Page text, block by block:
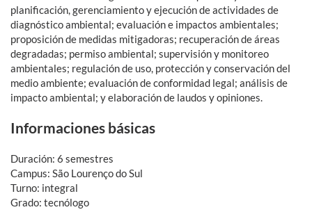
planificación, gerenciamiento y ejecución de actividades de
diagnóstico ambiental; evaluación e impactos ambientales;
proposición de medidas mitigadoras; recuperación de áreas
degradadas; permiso ambiental; supervisión y monitoreo
ambientales; regulación de uso, protección y conservación del
medio ambiente; evaluación de conformidad legal; análisis de
impacto ambiental; y elaboración de laudos y opiniones.
Informaciones básicas
Duración: 6 semestres
Campus: São Lourenço do Sul
Turno: integral
Grado: tecnólogo